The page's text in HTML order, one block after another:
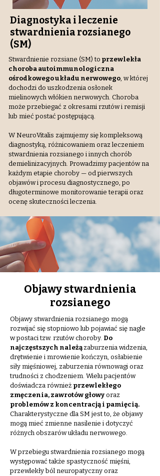
Diagnostyka i leczenie
stwardnienia rozsianego
(SM)
Stwardnienie rozsiane (SM) to przewlekła
choroba autoimmunologiczna
ośrodkowego układu nerwowego, w której
dochodzi do uszkodzenia osłonek
mielinowych włókien nerwowych. Choroba
może przebiegać z okresami rzutów i remisji
lub mieć postać postępującą.
W NeuroVitalis zajmujemy się kompleksową
diagnostyką, różnicowaniem oraz leczeniem
stwardnienia rozsianego i innych chorób
demielinizacyjnych. Prowadzimy pacjentów na
każdym etapie choroby — od pierwszych
objawów i procesu diagnostycznego, po
długoterminowe monitorowanie terapii oraz
ocenę skuteczności leczenia.
Objawy stwardnienia
rozsianego
Objawy stwardnienia rozsianego mogą
rozwijać się stopniowo lub pojawiać się nagle
w postaci tzw. rzutów choroby. Do
najczęstszych należązaburzenia widzenia,
drętwienie i mrowienie kończyn, osłabienie
siły mięśniowej, zaburzenia równowagi oraz
trudności z chodzeniem. Wielu pacjentów
doświadcza również przewlekłego
zmęczenia, zawrotów głowy oraz
problemów z koncentracją i pamięcią.
Charakterystyczne dla SM jest to, że objawy
mogą mieć zmienne nasilenie i dotyczyć
różnych obszarów układu nerwowego.
W przebiegu stwardnienia rozsianego mogą
występować także spastyczność mięśni,
przewlekły ból neuropatyczny oraz